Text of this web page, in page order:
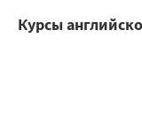
Курсы